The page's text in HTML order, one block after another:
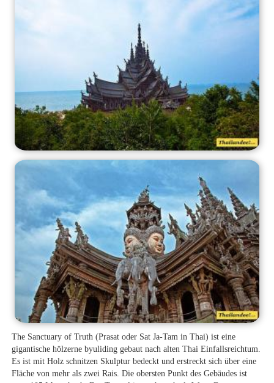
The Sanctuary of Truth (Prasat oder Sat Ja-Tam in Thai) ist eine
gigantische hölzerne byuliding gebaut nach alten Thai Einfallsreichtum.
Es ist mit Holz schnitzen Skulptur bedeckt und erstreckt sich über eine
Fläche von mehr als zwei Rais. Die obersten Punkt des Gebäudes ist